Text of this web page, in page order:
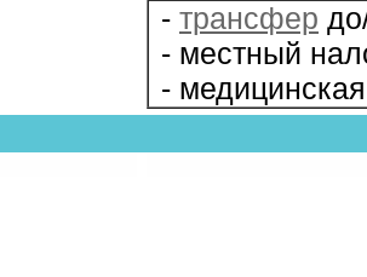
- трансфер
- местный
-